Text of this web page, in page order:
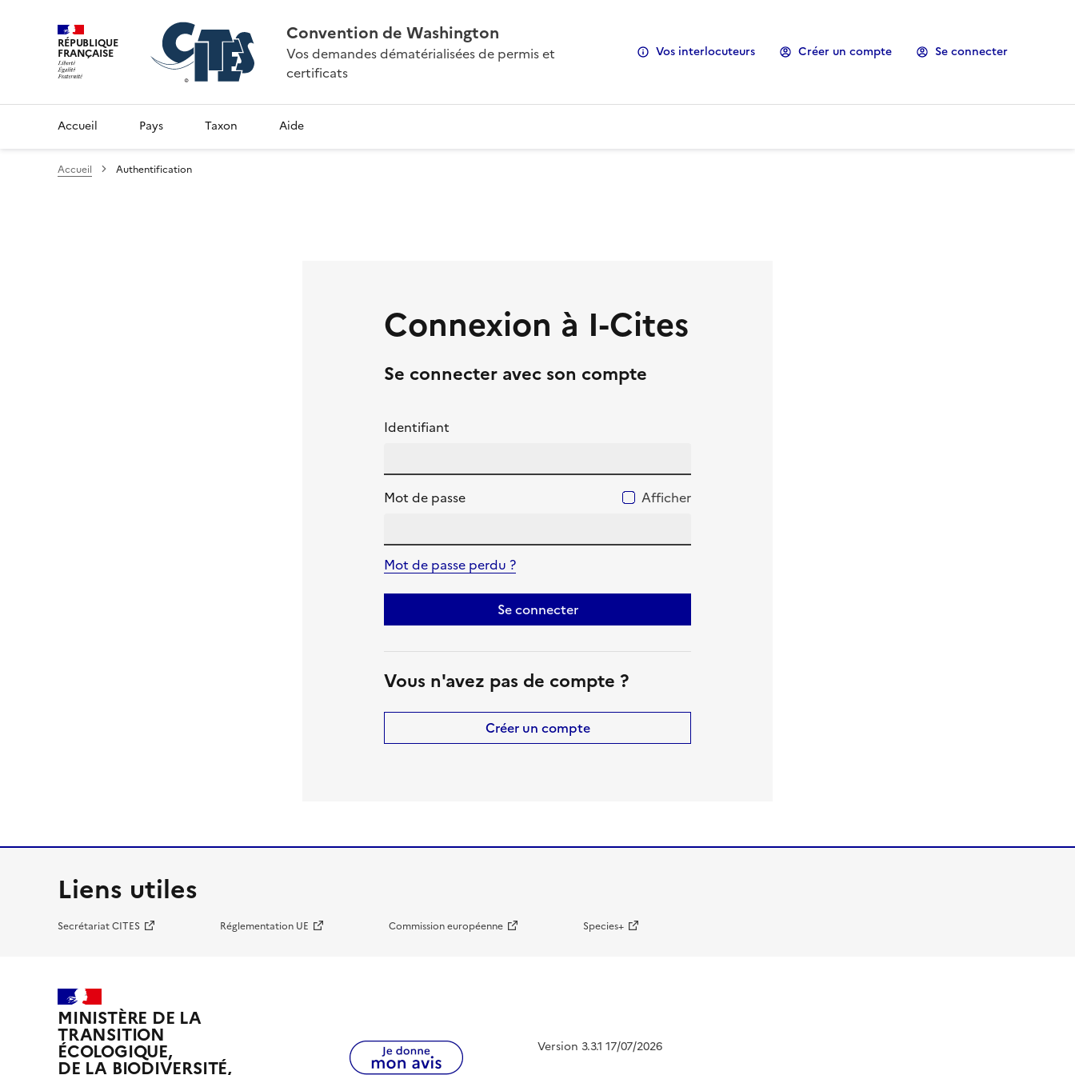
RÉPUBLIQUE
FRANÇAISE
Convention de Washington
Vos demandes dématérialisées de permis et
certificats
Vos interlocuteurs Créer un compte Se connecter
Accueil Pays Taxon Aide
Accueil Authentification
Connexion à I-Cites
Se connecter avec son compte
Identifiant
Mot de passe Afficher
Mot de passe perdu ?
Se connecter
Vous n'avez pas de compte ?
Créer un compte
Liens utiles
Secrétariat CITES Réglementation UE Commission européenne Species+
MINISTÈRE DE LA
TRANSITION
ÉCOLOGIQUE,
DE LA BIODIVERSITÉ,
Version 3.3.1 17/07/2026